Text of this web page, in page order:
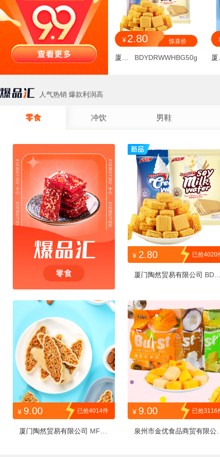
¥2.80 惊喜价
BDYDRWWHBG50g
人气热销 爆款利润高
零食 冲饮 男鞋
¥ 2.80 已抢4020
厦门陶然贸易有限公司
¥ 9.00 已抢4014件
厦门陶然贸易有限公司 MFXY
¥ 9.00 已抢3116
泉州市金优食品商贸有限公